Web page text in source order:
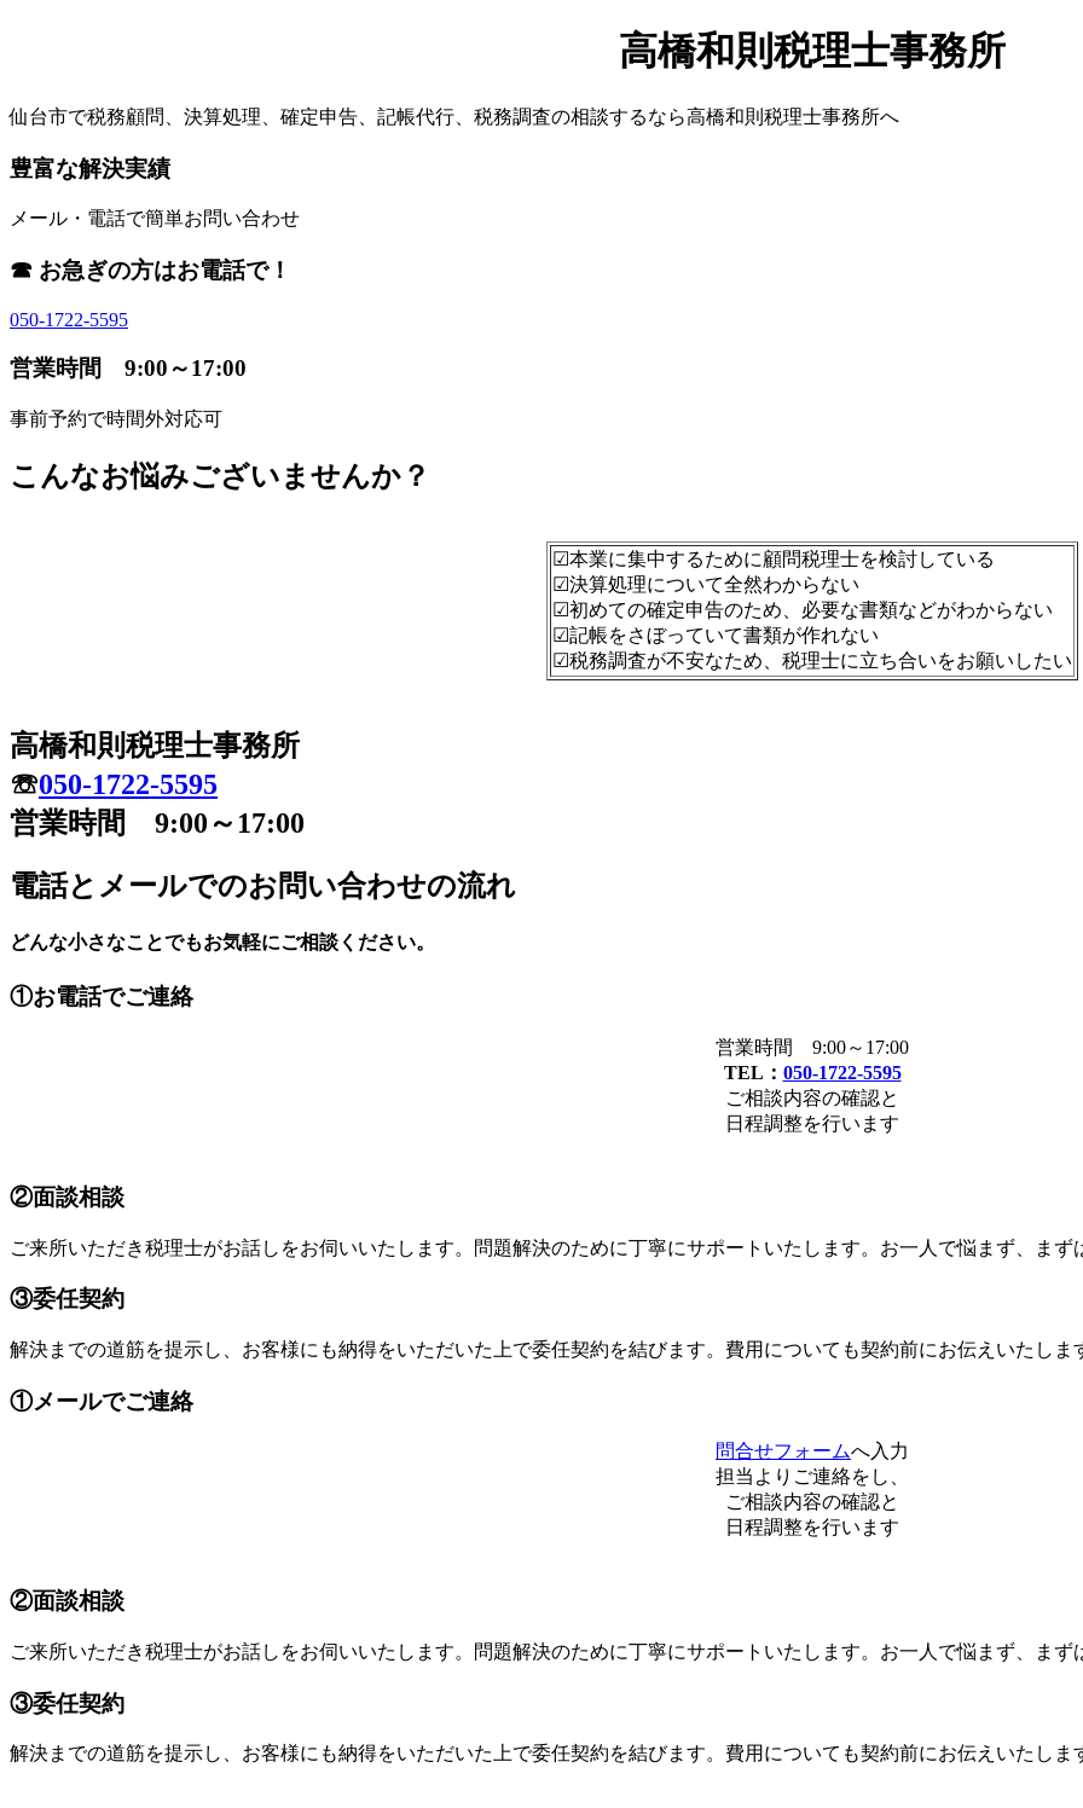
高橋和則税理士事務所
仙台市で税務顧問、決算処理、確定申告、記帳代行、税務調査の相談するなら高橋和則税理士事務所へ
豊富な解決実績
メール・電話で簡単お問い合わせ
☎ お急ぎの方はお電話で！
050-1722-5595
営業時間 9:00～17:00
事前予約で時間外対応可
こんなお悩みございませんか？
☑本業に集中するために顧問税理士を検討している
☑決算処理について全然わからない
☑初めての確定申告のため、必要な書類などがわからない
☑記帳をさぼっていて書類が作れない
☑税務調査が不安なため、税理士に立ち合いをお願いしたい
高橋和則税理士事務所
☏050-1722-5595
営業時間 9:00～17:00
電話とメールでのお問い合わせの流れ
どんな小さなことでもお気軽にご相談ください。
①お電話でご連絡
営業時間 9:00～17:00
TEL： 050-1722-5595
ご相談内容の確認と
日程調整を行います
②面談相談
ご来所いただき税理士がお話しをお伺いいたします。問題解決のために丁寧にサポートいたします。お一人で悩まず、まず
③委任契約
解決までの道筋を提示し、お客様にも納得をいただいた上で委任契約を結びます。費用についても契約前にお伝えいたしま
①メールでご連絡
問合せフォームへ入力
担当よりご連絡をし、
ご相談内容の確認と
日程調整を行います
②面談相談
ご来所いただき税理士がお話しをお伺いいたします。問題解決のために丁寧にサポートいたします。お一人で悩まず、まず
③委任契約
解決までの道筋を提示し、お客様にも納得をいただいた上で委任契約を結びます。費用についても契約前にお伝えいたしま